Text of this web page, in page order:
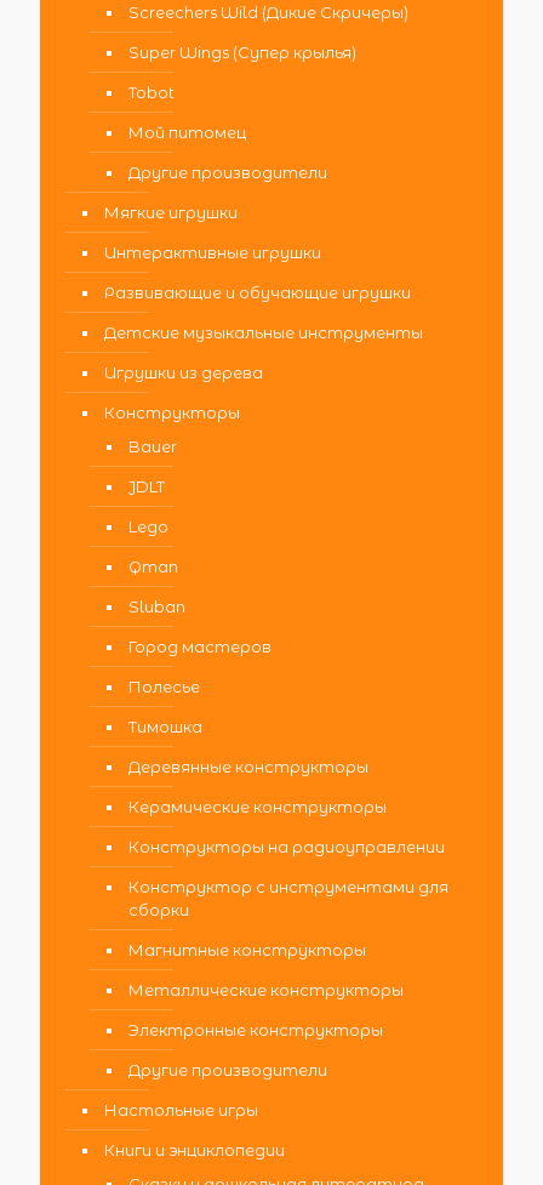
Screechers Wild (Дикие Скричеры)
Super Wings (Супер крылья)
Tobot
Мой питомец
Другие производители
Мягкие игрушки
Интерактивные игрушки
Развивающие и обучающие игрушки
Детские музыкальные инструменты
Игрушки из дерева
Конструкторы
Bauer
JDLT
Lego
Qman
Sluban
Город мастеров
Полесье
Тимошка
Деревянные конструкторы
Керамические конструкторы
Конструкторы на радиоуправлении
Конструктор с инструментами для
сборки
Магнитные конструкторы
Металлические конструкторы
Электронные конструкторы
Другие производители
Настольные игры
Книги и энциклопедии